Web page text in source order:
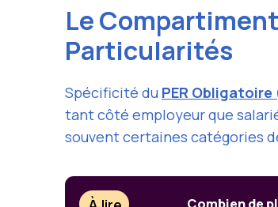
Le
Particularités
Spécificité du PER
tant côté employeur que
souvent certaines catégories